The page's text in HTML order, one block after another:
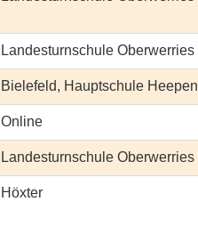
Landesturnschule Oberwerries
Bielefeld, Hauptschule Heepen
Online
Landesturnschule Oberwerries
Höxter